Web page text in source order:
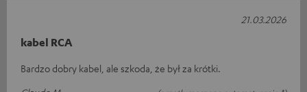
kabel RCA
Bardzo dobry kabel, ale szkoda, że był za krótki.
21.03.2026